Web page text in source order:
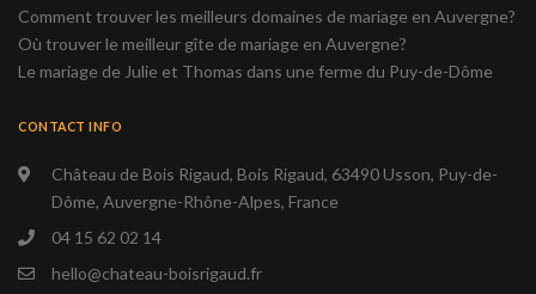
Comment trouver les meilleurs domaines de mariage en Auvergne?
Où trouver le meilleur gîte de mariage en Auvergne?
Le mariage de Julie et Thomas dans une ferme du Puy-de-Dôme
CONTACT INFO
Château de Bois Rigaud, Bois Rigaud, 63490 Usson, Puy-de-
Dôme, Auvergne-Rhône-Alpes, France
04 15 62 02 14
hello@chateau-boisrigaud.fr